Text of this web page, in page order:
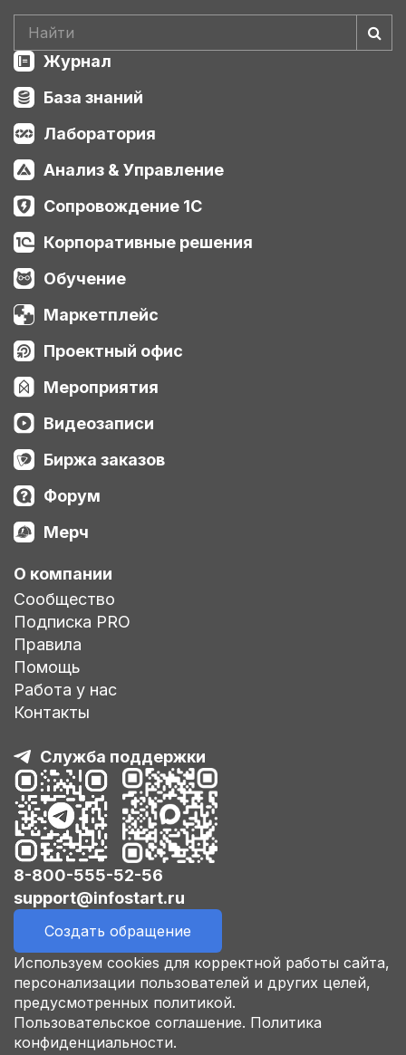
Журнал
База знаний
Лаборатория
Анализ & Управление
Сопровождение 1С
Корпоративные решения
Обучение
Маркетплейс
Проектный офис
Мероприятия
Видеозаписи
Биржа заказов
Форум
Мерч
О компании
Сообщество
Подписка PRO
Правила
Помощь
Работа у нас
Контакты
Служба поддержки
8-800-555-52-56
support@infostart.ru
Создать обращение
Используем cookies для корректной работы сайта,
персонализации пользователей и других целей,
предусмотренных политикой.
Пользовательское соглашение. Политика
конфиденциальности.